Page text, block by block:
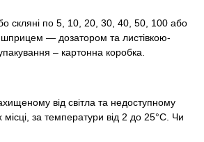
скляні по 5, 10, 20, 30, 40, 50, 100 або
шприцем — дозатором та листівкою-
– картонна коробка.
від світла та недоступному
місці, за температури від 2 до 25°C. Чи